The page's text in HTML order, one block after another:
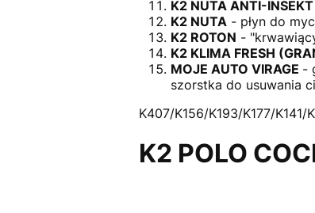
K2 NUTA ANTI-INSEKT
K2 NUTA - płyn do
K2 ROTON -
K2 KLIMA FRESH
MOJE AUTO VIRAGE -
szorstka do usuwania
K407/K156/K193/K177/
K2 POLO